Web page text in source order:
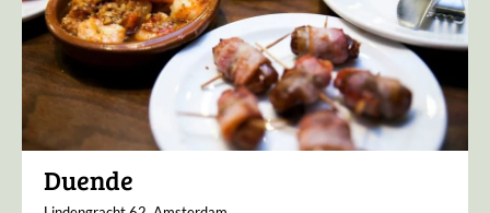
Duende